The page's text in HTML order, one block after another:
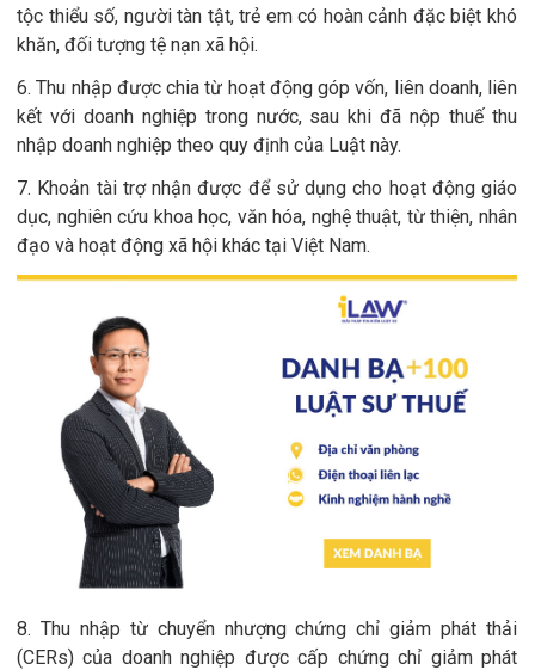
tộc thiểu số, người tàn tật, trẻ em có hoàn cảnh đặc biệt khó
khăn, đối tượng tệ nạn xã hội.
6. Thu nhập được chia từ hoạt động góp vốn, liên doanh, liên
kết với doanh nghiệp trong nước, sau khi đã nộp thuế thu
nhập doanh nghiệp theo quy định của Luật này.
7. Khoản tài trợ nhận được để sử dụng cho hoạt động giáo
dục, nghiên cứu khoa học, văn hóa, nghệ thuật, từ thiện, nhân
đạo và hoạt động xã hội khác tại Việt Nam.
8. Thu nhập từ chuyển nhượng chứng chỉ giảm phát thải
(CERs) của doanh nghiệp được cấp chứng chỉ giảm phát